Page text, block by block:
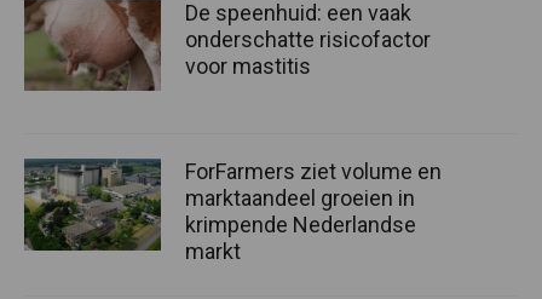
De speenhuid: een vaak
onderschatte risicofactor
voor mastitis
ForFarmers ziet volume en
marktaandeel groeien in
krimpende Nederlandse
markt